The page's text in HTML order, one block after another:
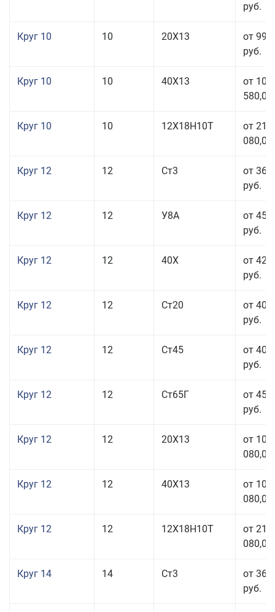
руб.
Круг 10 10 20Х13
от 99
руб.
Круг 10 10 40Х13
от 106
580,00
Круг 10 10 12Х18Н10Т
от 215
080,00
Круг 12 12 Ст3
от 36
руб.
Круг 12 12 У8А
от 45
руб.
Круг 12 12 40Х
от 42
руб.
Круг 12 12 Ст20
от 40
руб.
Круг 12 12 Ст45
от 40
руб.
Круг 12 12 Ст65Г
от 45
руб.
Круг 12 12 20Х13
от 103
080,00
Круг 12 12 40Х13
от 103
080,00
Круг 12 12 12Х18Н10Т
от 212
080,00
Круг 14 14 Ст3
от 36
руб.